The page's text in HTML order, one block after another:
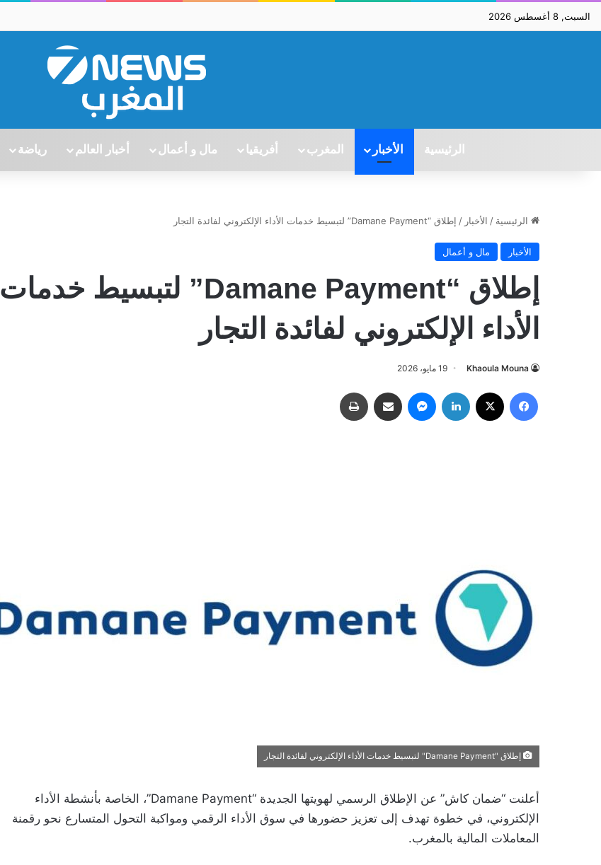
السبت, 8 أغسطس 2026
الرئيسية الأخبار المغرب أفريقيا مال و أعمال أخبار العالم رياضة
الرئيسية / الأخبار / إطلاق “Damane Payment” لتبسيط خدمات الأداء الإلكتروني لفائدة التجار
الأخبار مال و أعمال
إطلاق “Damane Payment” لتبسيط خدمات
الأداء الإلكتروني لفائدة التجار
Khaoula Mouna 19 مايو، 2026
إطلاق "Damane Payment" لتبسيط خدمات الأداء الإلكتروني لفائدة التجار
أعلنت “ضمان كاش” عن الإطلاق الرسمي لهويتها الجديدة “Damane Payment”، الخاصة بأنشطة الأداء
الإلكتروني، في خطوة تهدف إلى تعزيز حضورها في سوق الأداء الرقمي ومواكبة التحول المتسارع نحو رقمنة
المعاملات المالية بالمغرب.